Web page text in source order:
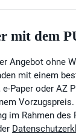
mit dem
Angebot ohne
mit einem
e-Paper oder AZ
im Rahmen des